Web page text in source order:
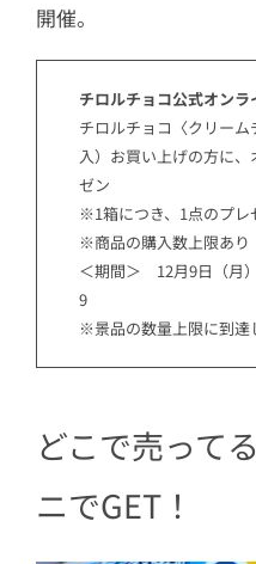
開催。
チロルチョコ公式オン
チロルチョコ〈クリー
入）お買い上げの方に
ゼン
※1箱につき、1点のプレ
※商品の購入数上限あり
＜期間＞ 12月9日（月
9
※景品の数量上限に到達
どこで売って
ニでGET！